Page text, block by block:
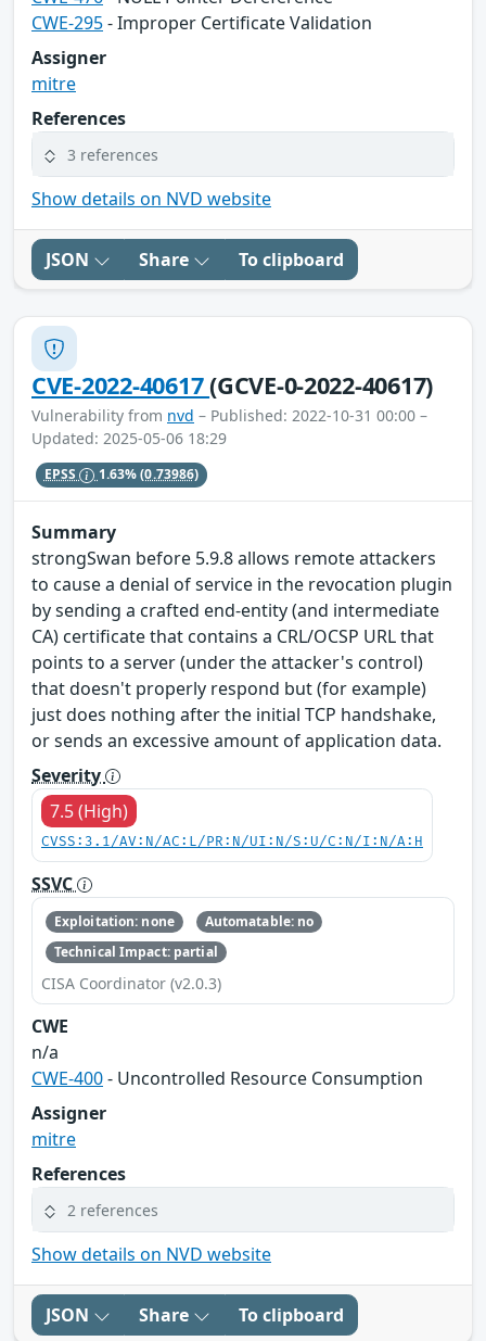
CWE-295- Improper Certificate Validation
Assigner
mitre
References
3 references
Show details on NVD website
JSON Share To clipboard
CVE-2022-40617(GCVE-0-2022-40617)
Vulnerability from nvd – Published: 2022-10-31 00:00 –
Updated: 2025-05-06 18:29
EPSS 1.63%(0.73986)
Summary
strongSwan before 5.9.8 allows remote attackers
to cause a denial of service in the revocation plugin
by sending a crafted end-entity (and intermediate
CA) certificate that contains a CRL/OCSP URL that
points to a server (under the attacker's control)
that doesn't properly respond but (for example)
just does nothing after the initial TCP handshake,
or sends an excessive amount of application data.
Severity
7.5 (High)
CVSS:3.1/AV:N/AC:L/PR:N/UI:N/S:U/C:N/I:N/A:H
SSVC
Exploitation: none
Automatable: no
Technical Impact: partial
CISA Coordinator (v2.0.3)
CWE
n/a
CWE-400- Uncontrolled Resource Consumption
Assigner
mitre
References
2 references
Show details on NVD website
JSON Share To clipboard